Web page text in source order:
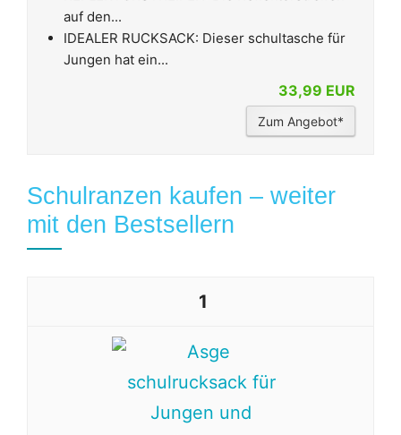
auf den...
IDEALER RUCKSACK: Dieser schultasche für
Jungen hat ein...
33,99 EUR
Zum Angebot*
Schulranzen kaufen – weiter
mit den Bestsellern
1